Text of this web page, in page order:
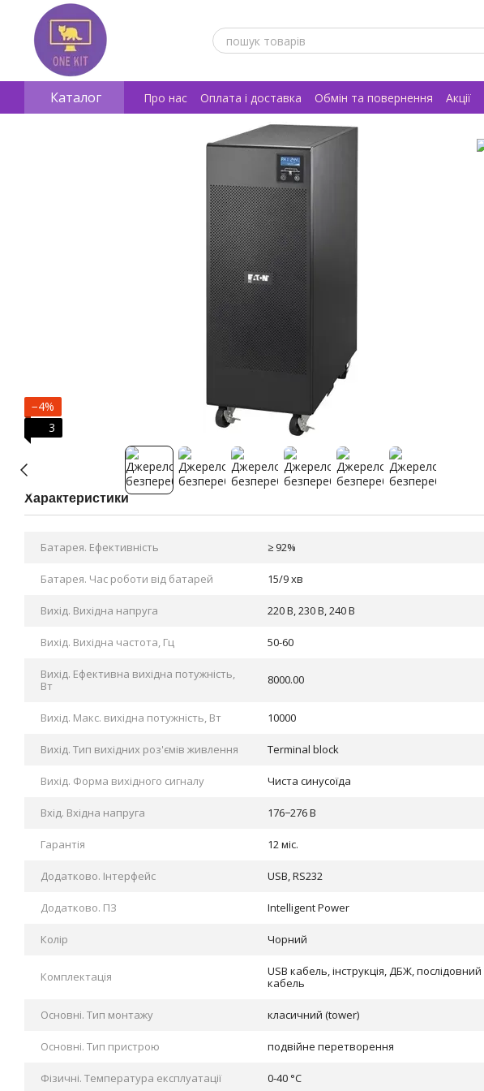
Перейти к основному контенту
Каталог Про нас Оплата і доставка Обмін та повернення Акції
Відгуки про магазин
−4%
3
Характеристики
Батарея. Ефективність ≥ 92%
Батарея. Час роботи від батарей 15/9 хв
Вихід. Вихідна напруга 220 В, 230 В, 240 В
Вихід. Вихідна частота, Гц 50-60
Вихід. Ефективна вихідна потужність,
Вт
8000.00
Вихід. Макс. вихідна потужність, Вт 10000
Вихід. Тип вихідних роз'ємів живлення Terminal block
Вихід. Форма вихідного сигналу Чиста синусоїда
Вхід. Вхідна напруга 176−276 В
Гарантія 12 міс.
Додатково. Інтерфейс USB, RS232
Додатково. ПЗ Intelligent Power
Колір Чорний
Комплектація
USB кабель, інструкція, ДБЖ, послідовний
кабель
Основні. Тип монтажу класичний (tower)
Основні. Тип пристрою подвійне перетворення
Фізичні. Tемпература експлуатації 0-40 °C